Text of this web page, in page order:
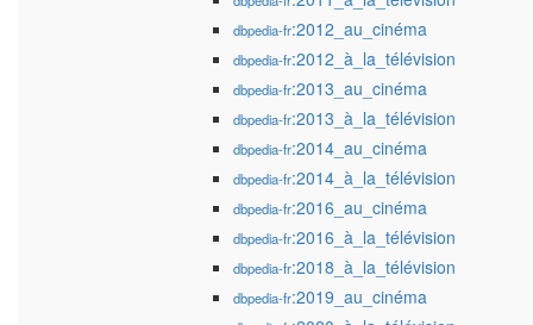
dbpedia-fr:2012_au_cinéma
dbpedia-fr:2012_à_la_télévision
dbpedia-fr:2013_au_cinéma
dbpedia-fr:2013_à_la_télévision
dbpedia-fr:2014_au_cinéma
dbpedia-fr:2014_à_la_télévision
dbpedia-fr:2016_au_cinéma
dbpedia-fr:2016_à_la_télévision
dbpedia-fr:2018_à_la_télévision
dbpedia-fr:2019_au_cinéma